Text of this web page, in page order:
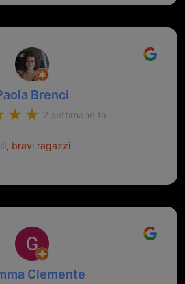
Brenci
2 settimane fa
bravi ragazzi
Clemente